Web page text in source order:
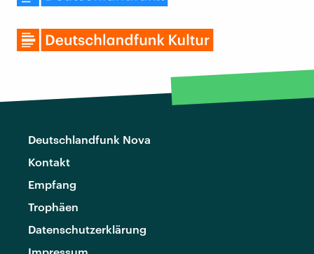
Deutschlandfunk Nova
Kontakt
Empfang
Trophäen
Datenschutzerklärung